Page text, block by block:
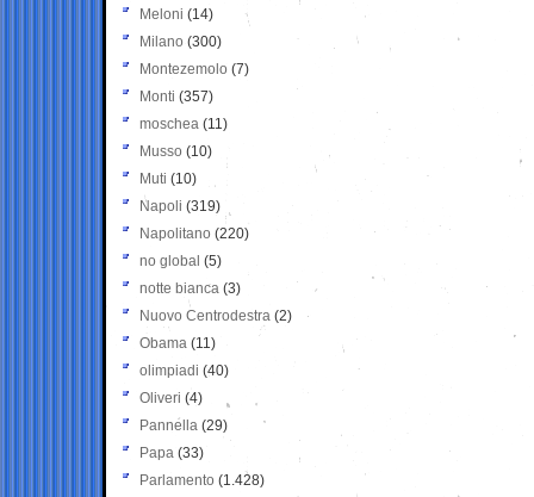
Meloni (14)
Milano (300)
Montezemolo (7)
Monti (357)
moschea (11)
Musso (10)
Muti (10)
Napoli (319)
Napolitano (220)
no global (5)
notte bianca (3)
Nuovo Centrodestra (2)
Obama (11)
olimpiadi (40)
Oliveri (4)
Pannella (29)
Papa (33)
Parlamento (1.428)